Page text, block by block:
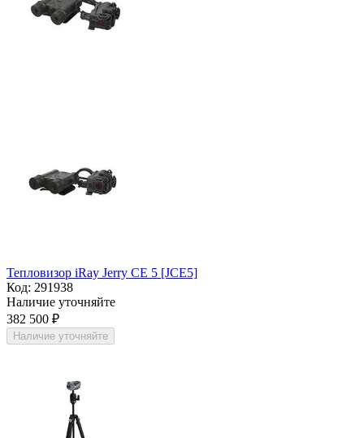
Тепловизор iRay Jerry CE 5 [JCE5]
Код: 291938
Наличие уточняйте
382 500 ₽
Наличие уточняйте